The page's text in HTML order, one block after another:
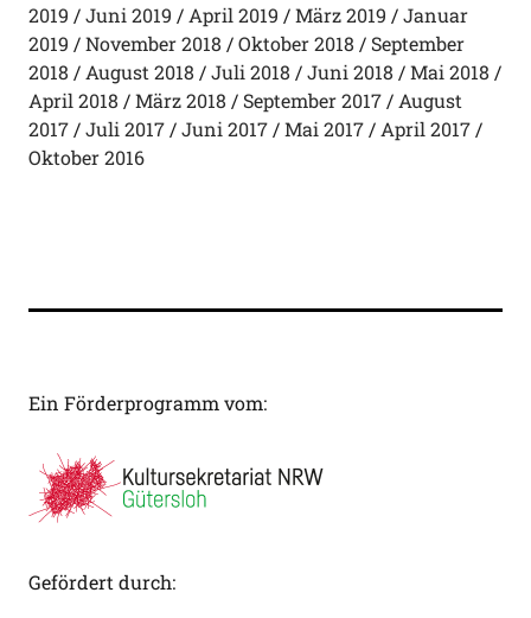
2019
Juni 2019 April 2019 März 2019
Januar
2019
November 2018 Oktober 2018
September
2018
August 2018 Juli 2018 Juni 2018
Mai 2018
April 2018
März 2018 September 2017
August
2017
Juli 2017 Juni 2017 Mai 2017
April 2017
Oktober 2016
Ein Förderprogramm vom:
Gefördert durch: